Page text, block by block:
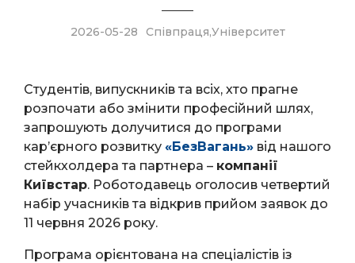
2026-05-28 Співпраця,Університет
Студентів, випускників та всіх, хто прагне
розпочати або змінити професійний шлях,
запрошують долучитися до програми
кар’єрного розвитку «БезВагань» від нашого
стейкхолдера та партнера – компанії
Київстар. Роботодавець оголосив четвертий
набір учасників та відкрив прийом заявок до
11 червня 2026 року.
Програма орієнтована на спеціалістів із